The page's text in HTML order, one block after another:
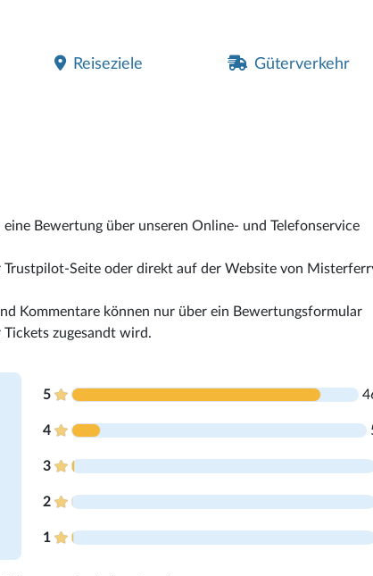
Reiseziele Güterverkehr
Bewertung über unseren Online- und Telefonservice
Trustpilot-Seite oder direkt auf der Website von
Kommentare können nur über ein Bewertungsformular
zugesandt wird.
5
4
3
2
1